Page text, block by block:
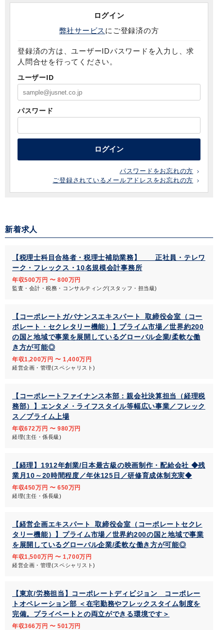
ログイン
弊社サービス にご登録済の方
登録済の方は、ユーザーIDパスワードを入力し、求
人問合せを行ってください。
ユーザーID
パスワード
ログイン
パスワードをお忘れの方
ご登録されているメールアドレスをお忘れの方
新着求人
【税理士科目合格者・税理士補助業務】 正社員・テレワ
ーク・フレックス・10名規模会計事務所
年収500万円 〜 800万円
監査・会計・税務・コンサルティング(スタッフ・担当級)
【コーポレートガバナンスエキスパート_取締役会室（コー
ポレート・セクレタリー機能）】プライム市場／世界約200
の国と地域で事業を展開しているグローバル企業/柔軟な働
き方が可能◎
年収1,200万円 〜 1,400万円
経営企画・管理(スペシャリスト)
【コーポレートファイナンス本部：親会社決算担当（経理税
務部）】エンタメ・ライフスタイル等幅広い事業／フレック
ス／プライム上場
年収672万円 〜 980万円
経理(主任・係長級)
【経理】1912年創業/日本最古級の映画制作・配給会社 ◆残
業月10～20時間程度／年休125日／研修育成体制充実◆
年収450万円 〜 650万円
経理(主任・係長級)
【経営企画エキスパート_取締役会室（コーポレートセクレ
タリー機能）】プライム市場／世界約200の国と地域で事業
を展開しているグローバル企業/柔軟な働き方が可能◎
年収1,500万円 〜 1,700万円
経営企画・管理(スペシャリスト)
【東京/労務担当】コーポレートディビジョン コーポレー
トオペレーション部 ＜在宅勤務やフレックスタイム制度を
完備。プライベートとの両立ができる環境です＞
年収366万円 〜 501万円